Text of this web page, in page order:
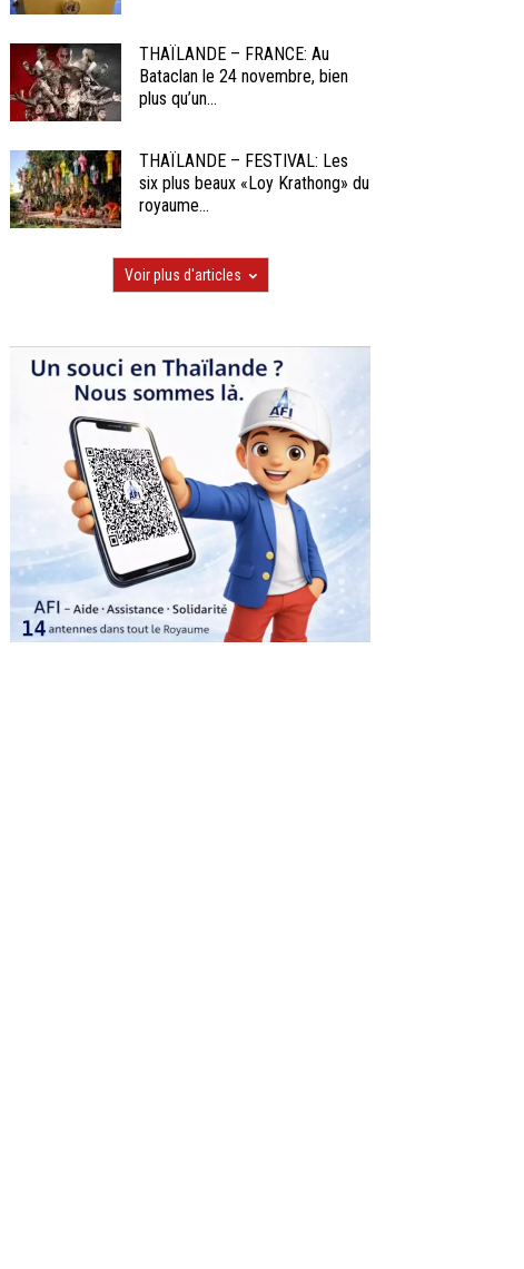
THAÏLANDE – FRANCE: Au
Bataclan le 24 novembre, bien
plus qu’un...
THAÏLANDE – FESTIVAL: Les
six plus beaux «Loy Krathong» du
royaume...
Voir plus d'articles